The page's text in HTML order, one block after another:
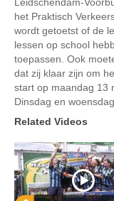
het Praktisch
wordt getoetst of de
lessen op school
toepassen. Ook
dat zij klaar zijn om
start op maandag 13
Dinsdag en
Related Videos